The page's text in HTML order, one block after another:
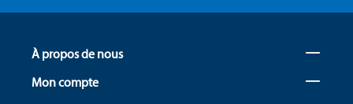
À propos de nous
Mon compte